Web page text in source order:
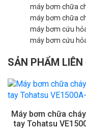
máy bơm chữa
máy bơm chữa
máy bơm cứu
máy bơm cứu
SẢN PHẨM LIÊN
Máy bơm chữa
tay Tohatsu